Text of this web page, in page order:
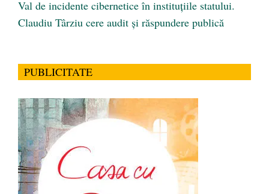
Val de incidente cibernetice în instituțiile statului.
Claudiu Târziu cere audit și răspundere publică
PUBLICITATE